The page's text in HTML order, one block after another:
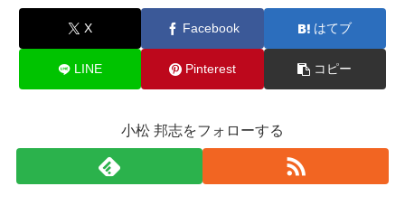
X Facebook はてブ
LINE Pinterest コピー
小松 邦志をフォローする